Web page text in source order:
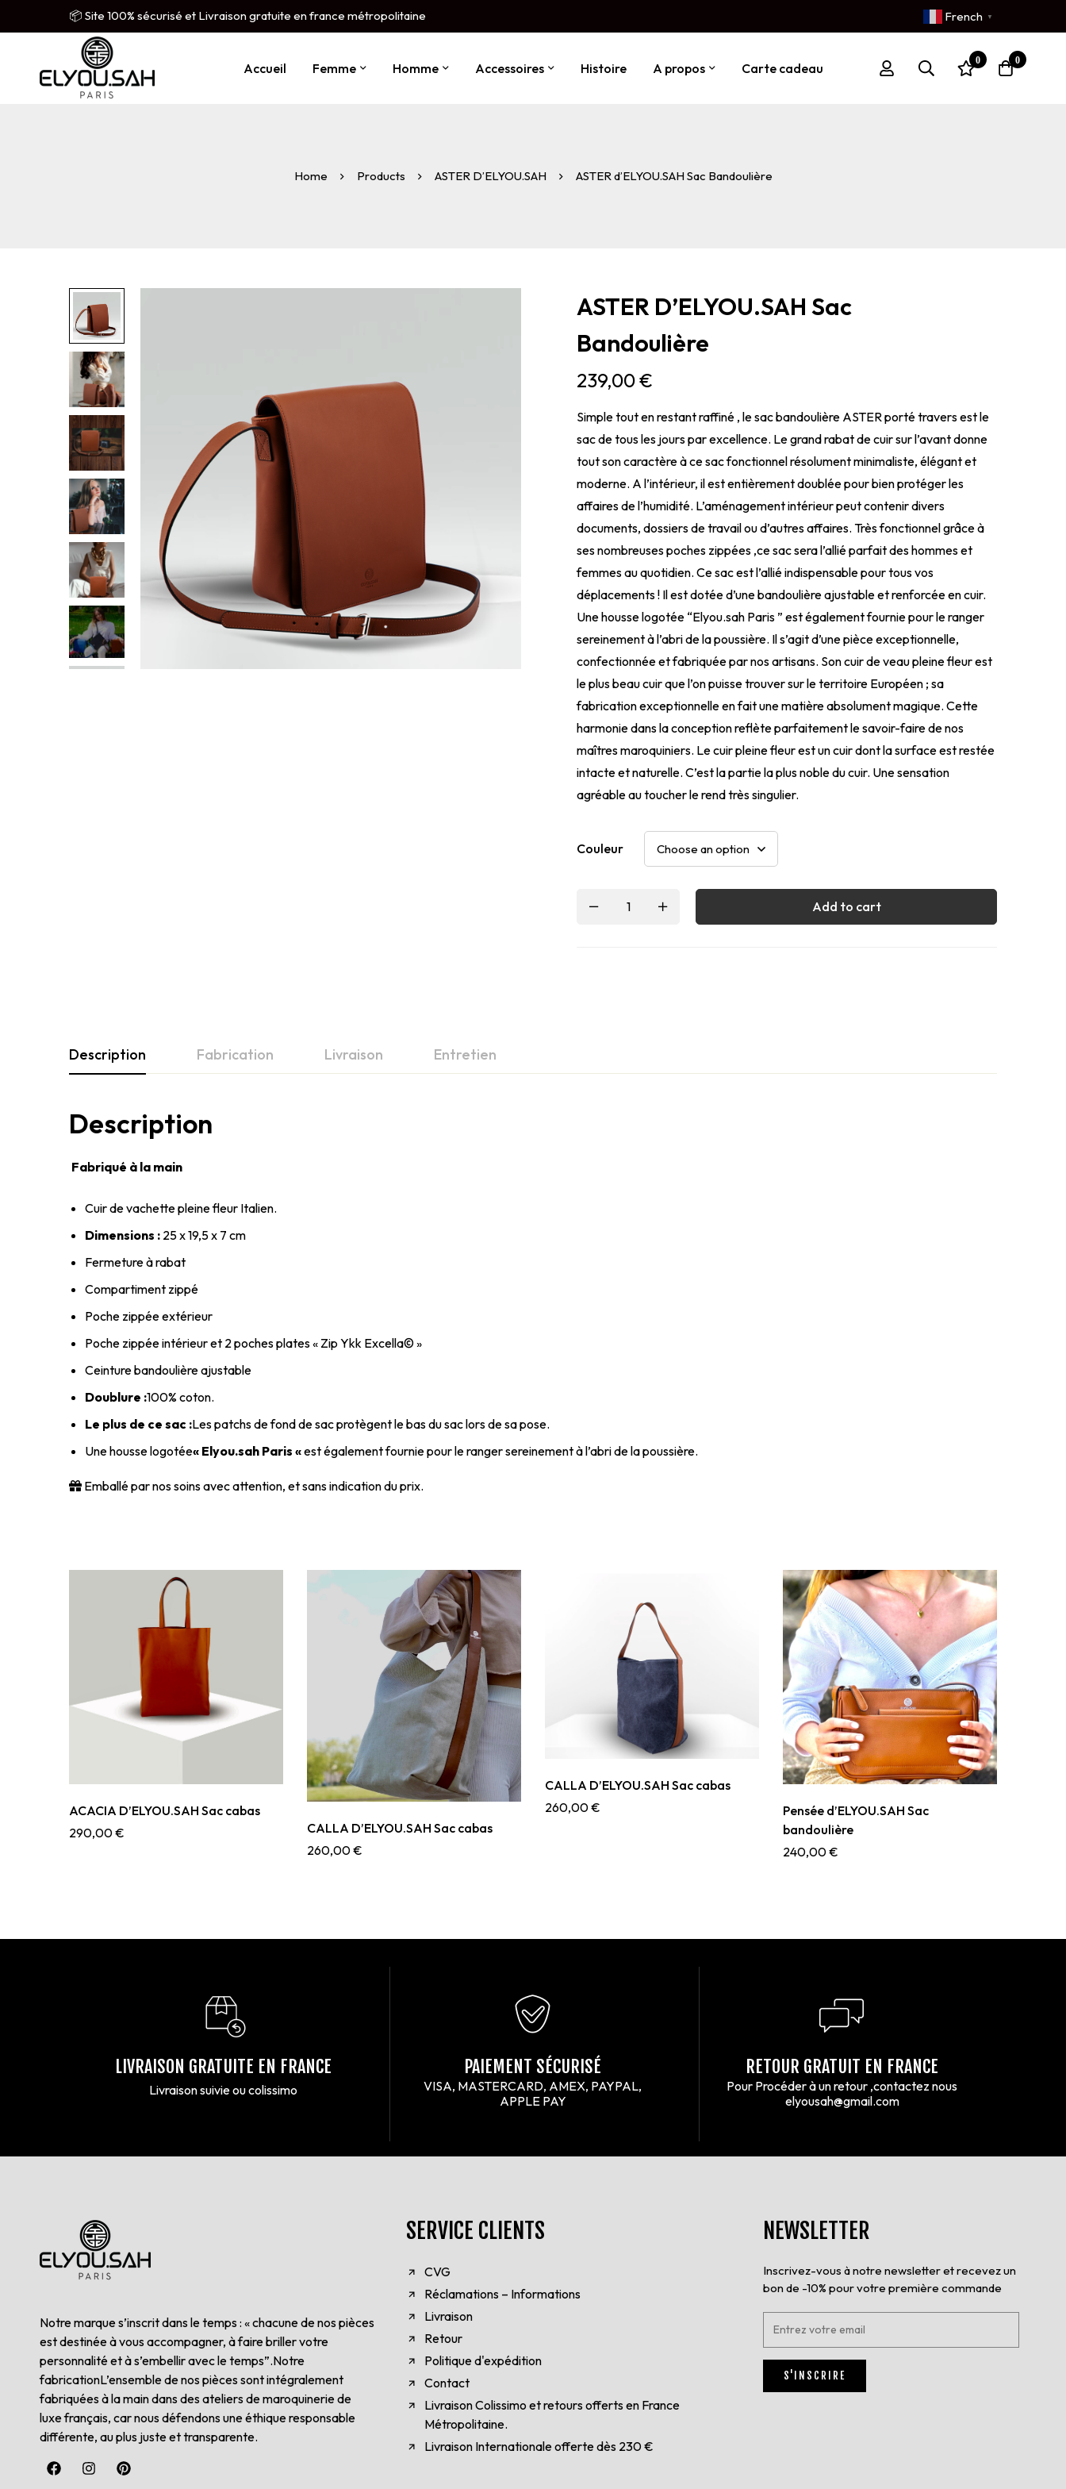
📦 Site 100% sécurisé et Livraison gratuite en france métropolitaine French ▼
Accueil Femme Homme Accessoires Histoire A propos Carte cadeau
0 0
Home Products ASTER D’ELYOU.SAH ASTER d’ELYOU.SAH Sac Bandoulière
ASTER D’ELYOU.SAH Sac
Bandoulière
239,00€
Simple tout en restant raffiné , le sac bandoulière ASTER porté travers est le
sac de tous les jours par excellence. Le grand rabat de cuir sur l’avant donne
tout son caractère à ce sac fonctionnel résolument minimaliste, élégant et
moderne. A l’intérieur, il est entièrement doublée pour bien protéger les
affaires de l’humidité. L’aménagement intérieur peut contenir divers
documents, dossiers de travail ou d’autres affaires. Très fonctionnel grâce à
ses nombreuses poches zippées ,ce sac sera l’allié parfait des hommes et
femmes au quotidien. Ce sac est l’allié indispensable pour tous vos
déplacements ! Il est dotée d’une bandoulière ajustable et renforcée en cuir.
Une housse logotée “Elyou.sah Paris ” est également fournie pour le ranger
sereinement à l’abri de la poussière. Il s’agit d’une pièce exceptionnelle,
confectionnée et fabriquée par nos artisans. Son cuir de veau pleine fleur est
le plus beau cuir que l’on puisse trouver sur le territoire Européen ; sa
fabrication exceptionnelle en fait une matière absolument magique. Cette
harmonie dans la conception reflète parfaitement le savoir-faire de nos
maîtres maroquiniers. Le cuir pleine fleur est un cuir dont la surface est restée
intacte et naturelle. C’est la partie la plus noble du cuir. Une sensation
agréable au toucher le rend très singulier.
Couleur
Add to cart
Description Fabrication Livraison Entretien
Description
Fabriqué à la main
Cuir de vachette pleine fleur Italien.
Dimensions : 25 x 19,5 x 7 cm
Fermeture à rabat
Compartiment zippé
Poche zippée extérieur
Poche zippée intérieur et 2 poches plates « Zip Ykk Excella© »
Ceinture bandoulière ajustable
Doublure :100% coton.
Le plus de ce sac :Les patchs de fond de sac protègent le bas du sac lors de sa pose.
Une housse logotée« Elyou.sah Paris «est également fournie pour le ranger sereinement à l’abri de la poussière.
Emballé par nos soins avec attention, et sans indication du prix.
ACACIA D’ELYOU.SAH Sac cabas
290,00€
CALLA D’ELYOU.SAH Sac cabas
260,00€
CALLA D’ELYOU.SAH Sac cabas
260,00€
Pensée d’ELYOU.SAH Sac
bandoulière
240,00€
LIVRAISON GRATUITE EN FRANCE
Livraison suivie ou colissimo
PAIEMENT SÉCURISÉ
VISA, MASTERCARD, AMEX, PAYPAL,
APPLE PAY
RETOUR GRATUIT EN FRANCE
Pour Procéder à un retour ,contactez nous
elyousah@gmail.com
Notre marque s’inscrit dans le temps : « chacune de nos pièces
est destinée à vous accompagner, à faire briller votre
personnalité et à s’embellir avec le temps”.Notre
fabricationL’ensemble de nos pièces sont intégralement
fabriquées à la main dans des ateliers de maroquinerie de
luxe français, car nous défendons une éthique responsable
différente, au plus juste et transparente.
SERVICE CLIENTS
CVG
Réclamations – Informations
Livraison
Retour
Politique d'expédition
Contact
Livraison Colissimo et retours offerts en France
Métropolitaine.
Livraison Internationale offerte dès 230 €
NEWSLETTER
Inscrivez-vous à notre newsletter et recevez un
bon de -10% pour votre première commande
E
t
r
z
S'INSCRIRE